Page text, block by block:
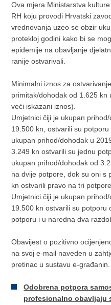
Ova mjera Ministarstva
RH koju provodi Hrvatski
vrednovanja uzeo se obzir
protekloj godini kako bi se
epidemije na obavljanje
ranije ostvarivali.
Minimalni iznos za
primitak/dohodak od 1.625
veći iskazani iznos).
Umjetnici čiji je ukupan
19.500 kn, ostvarili su
ukupan prihod/dohodak u
3.249 kn ostvarili su jednu
ukupan prihod/dohodak od
na dvije potpore, dok su oni s
kn ostvarili pravo na tri potpore.
Umjetnici čiji je ukupan
19.500 kn ostvarili su potporu
potporu i u naredna dva
Obavijest o pozitivno
na svoj e-mail naveden u
pretinac u sustavu e-građanin.
Odobrena potpora
profesionalno obavljaju